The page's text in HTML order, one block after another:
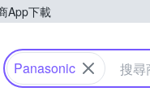
App下載
購物中心
Panasonic